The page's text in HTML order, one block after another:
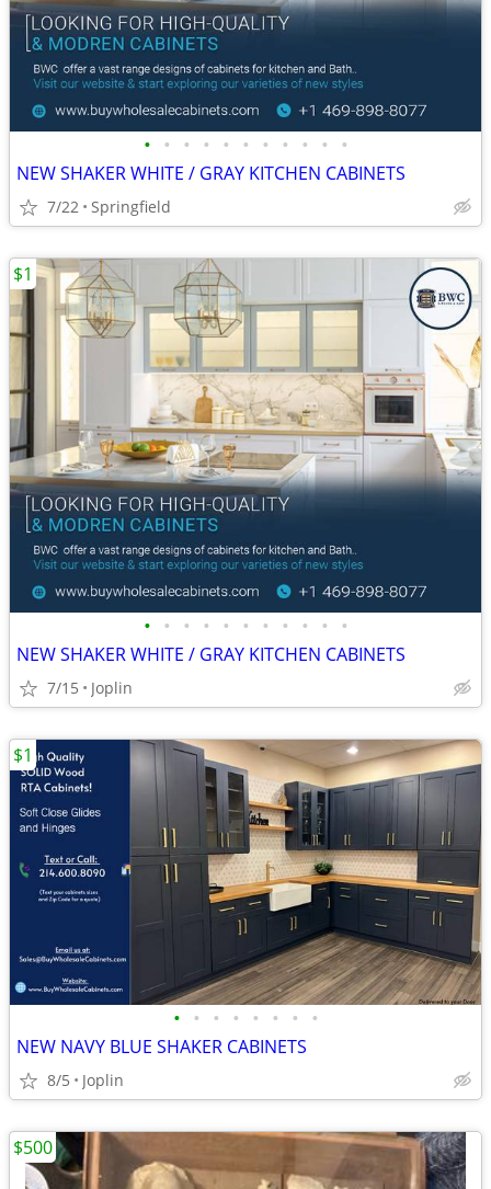
• • • • • • • • • • •
NEW SHAKER WHITE / GRAY KITCHEN CABINETS
7/22 Springfield
• • • • • • • • • • •
NEW SHAKER WHITE / GRAY KITCHEN CABINETS
7/15 Joplin
$1
• • • • • • • •
NEW NAVY BLUE SHAKER CABINETS
8/5 Joplin
$1
$500